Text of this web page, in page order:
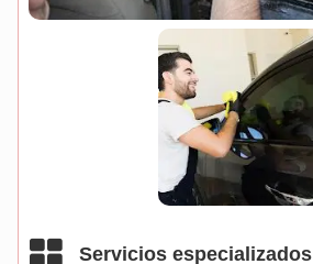
Servicios especializados